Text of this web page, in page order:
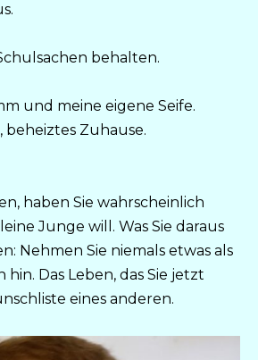
behalten.
und meine eigene Seife.
beheiztes Zuhause.
haben Sie wahrscheinlich
Junge will. Was Sie daraus
Nehmen Sie niemals etwas als
Das Leben, das Sie jetzt
eines anderen.